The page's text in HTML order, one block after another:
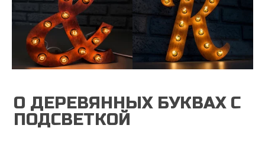
О ДЕРЕВЯННЫХ БУКВАХ С
ПОДСВЕТКОЙ